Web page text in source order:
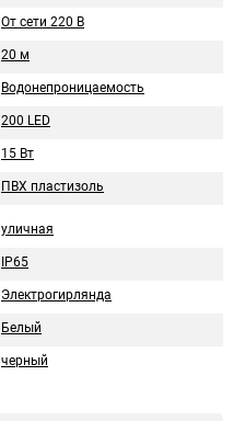
От сети 220 В
20 м
Водонепроницаемость
200 LED
15 Вт
ПВХ пластизоль
уличная
IP65
Электрогирлянда
Белый
черный